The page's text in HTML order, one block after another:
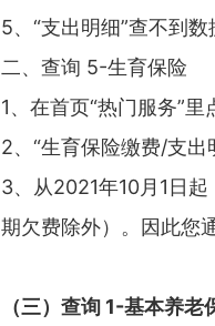
5、“支出明细”查不到数
二、查询 5-生育保险
1、在首页“热门服务”里
2、“生育保险缴费/支
3、从2021年10月1日
期欠费除外）。因此您
（三）查询 1-基本养